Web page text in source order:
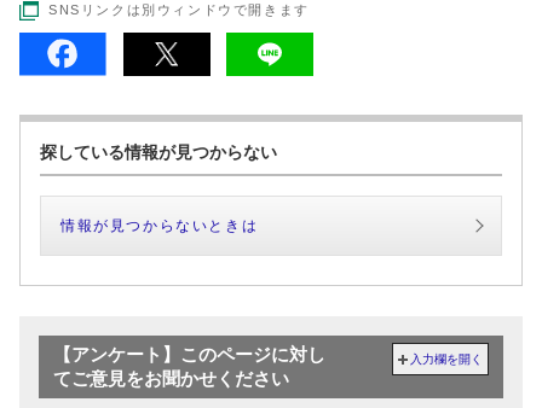
SNSリンクは別ウィンドウで開きます
探している情報が見つからない
情報が見つからないときは
【アンケート】このページに対し
てご意見をお聞かせください
入力欄を開く